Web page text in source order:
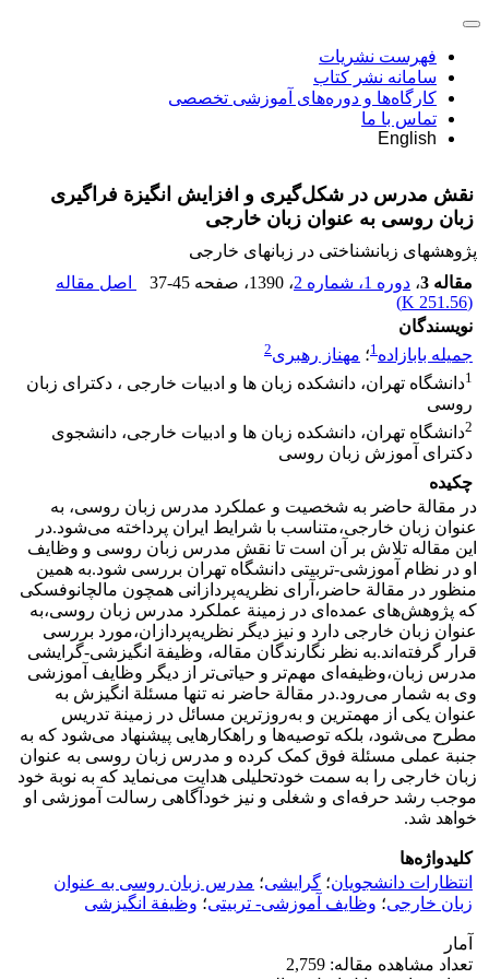
فهرست نشریات
سامانه نشر کتاب
کارگاه‌ها و دوره‌های آموزشی تخصصی
تماس با ما
English
نقش مدرس در شکل‌گیری و افزایش انگیزة فراگیری
زبان روسی به عنوان زبان خارجی
پژوهشهای زبانشناختی در زبانهای خارجی
مقاله 3
، دوره 1، شماره 2 ، 1390 ، صفحه 37-45
اصل مقاله
(
251.56 K
)
نویسندگان
جمیله بابازاده1؛ مهناز رهبری2
1دانشگاه تهران، دانشکده زبان ها و ادبیات خارجی ، دکترای زبان
روسی
2دانشگاه تهران، دانشکده زبان ها و ادبیات خارجی، دانشجوی
دکترای آموزش زبان روسی
چکیده
در مقالة حاضر به شخصیت و عملکرد مدرس زبان روسی، به
عنوان زبان خارجی،متناسب با شرایط ایران پرداخته می‌شود.در
این مقاله تلاش بر آن است تا نقش مدرس زبان روسی و وظایف
او در نظام آموزشی-تربیتی دانشگاه تهران بررسی شود.به همین
منظور در مقالة حاضر،آرای نظریه‌پردازانی همچون مالچانوفسکی
که پژوهش‌های عمده‌ای در زمینة عملکرد مدرس زبان روسی،به
عنوان زبان خارجی دارد و نیز دیگر نظریه‌پردازان،مورد بررسی
قرار گرفته‌اند.به نظر نگارندگان مقاله، وظیفة انگیزشی-گرایشی
مدرس زبان،وظیفه‌ای مهم‌تر و حیاتی‌تر از دیگر وظایف آموزشی
وی به شمار می‌رود.در مقالة حاضر نه تنها مسئلة انگیزش به
عنوان یکی از مهمترین و به‌روزترین مسائل در زمینة تدریس
مطرح می‌شود، بلکه توصیه‌ها و راهکارهایی پیشنهاد می‌شود که به
جنبة عملی مسئلة فوق کمک کرده و مدرس زبان روسی به عنوان
زبان خارجی را به سمت خودتحلیلی هدایت می‌نماید که به نوبة خود
موجب رشد حرفه‌ای و شغلی و نیز خودآگاهی رسالت آموزشی او
خواهد شد.
کلیدواژه‌ها
انتظارات دانشجویان؛ گرایشی؛ مدرس زبان روسی به عنوان
زبان خارجی؛ وظایف آموزشی- تربیتی؛ وظیفة انگیزشی
آمار
تعداد مشاهده مقاله: 2,759